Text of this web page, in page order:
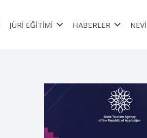
JÜRİ EĞİTİMİ HABERLER